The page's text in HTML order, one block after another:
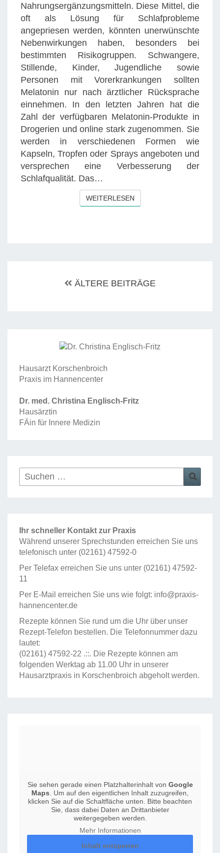
K
O
N
T
R
O
L
L
I
E
R
T
E
R
I
N
H
V
E
A
I
Nahrungsergänzungsmitteln. Diese Mittel, die
oft als Lösung für Schlafprobleme
angepriesen werden, könnten unerwünschte
Nebenwirkungen haben, besonders bei
bestimmten Risikogruppen. Schwangere,
Stillende, Kinder, Jugendliche sowie
Personen mit Vorerkrankungen sollten
Melatonin nur nach ärztlicher Rücksprache
einnehmen. In den letzten Jahren hat die
Zahl der verfügbaren Melatonin-Produkte in
Drogerien und online stark zugenommen. Sie
werden in verschiedenen Formen wie
Kapseln, Tropfen oder Sprays angeboten und
versprechen eine Verbesserung der
Schlafqualität. Das…
WEITERLESEN
Beitragsnavigation
ÄLTERE BEITRÄGE
Hausarzt Korschenbroich
Praxis im Hannencenter
Dr. med. Christina Englisch-Fritz
Hausärztin
FÄin für Innere Medizin
Suchen
nach:
Ihr schneller Kontakt zur Praxis
Während unserer Sprechstunden erreichen Sie uns
telefonisch unter (02161) 47592-0
Per Telefax erreichen Sie uns unter (02161) 47592-
11
Per E-Mail erreichen Sie uns wie folgt: info@praxis-
hannencenter.de
Rezepte können Sie rund um die Uhr über unser
Rezept-Telefon bestellen. Die Telefonnummer dazu
lautet:
(02161) 47592-22 .::. Die Rezepte können am
folgenden Werktag ab 11.00 Uhr in unserer
Hausarztpraxis in Korschenbroich abgeholt werden.
Sie sehen gerade einen Platzhalterinhalt von Google
Maps . Um auf den eigentlichen Inhalt zuzugreifen,
klicken Sie auf die Schaltfläche unten. Bitte beachten
Sie, dass dabei Daten an Drittanbieter
weitergegeben werden.
Mehr Informationen
Inhalt entsperren